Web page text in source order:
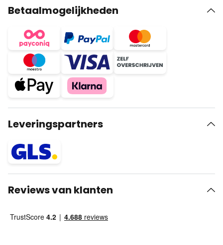
Betaalmogelijkheden
Leveringspartners
Reviews van klanten